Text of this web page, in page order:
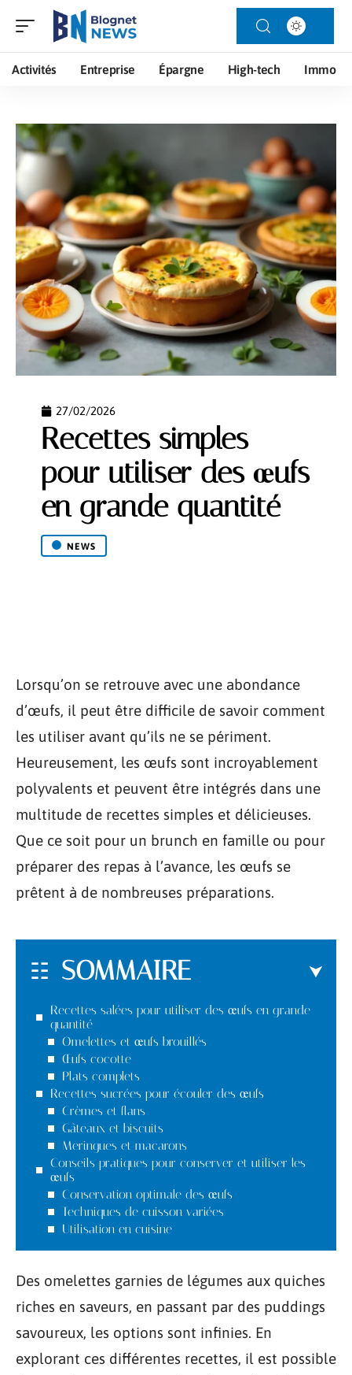
Activités Entreprise Épargne High-tech Immo
27/02/2026
Recettes simples
pour utiliser des œufs
en grande quantité
NEWS
Lorsqu’on se retrouve avec une abondance
d’œufs, il peut être difficile de savoir comment
les utiliser avant qu’ils ne se périment.
Heureusement, les œufs sont incroyablement
polyvalents et peuvent être intégrés dans une
multitude de recettes simples et délicieuses.
Que ce soit pour un brunch en famille ou pour
préparer des repas à l’avance, les œufs se
prêtent à de nombreuses préparations.
SOMMAIRE
Recettes salées pour utiliser des œufs en grande
quantité
Omelettes et œufs brouillés
Œufs cocotte
Plats complets
Recettes sucrées pour écouler des œufs
Crèmes et flans
Gâteaux et biscuits
Meringues et macarons
Conseils pratiques pour conserver et utiliser les
œufs
Conservation optimale des œufs
Techniques de cuisson variées
Utilisation en cuisine
Des omelettes garnies de légumes aux quiches
riches en saveurs, en passant par des puddings
savoureux, les options sont infinies. En
explorant ces différentes recettes, il est possible